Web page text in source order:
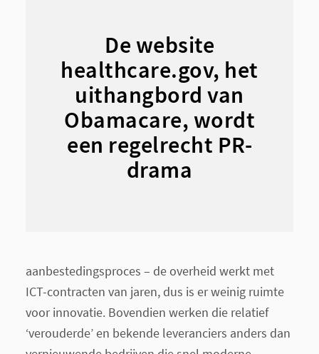
De website
healthcare.gov, het
uithangbord van
Obamacare, wordt
een regelrecht PR-
drama
aanbestedingsproces – de overheid werkt met
ICT-contracten van jaren, dus is er weinig ruimte
voor innovatie. Bovendien werken die relatief
‘verouderde’ en bekende leveranciers anders dan